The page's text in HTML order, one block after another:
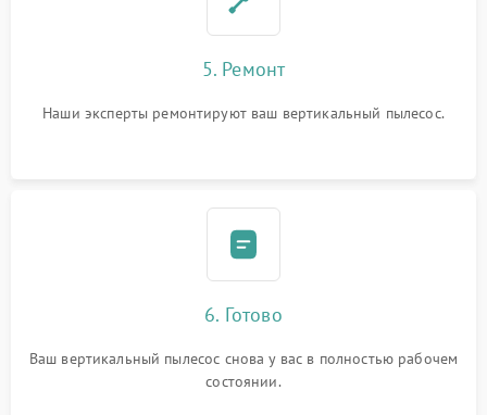
5. Ремонт
Наши эксперты ремонтируют ваш вертикальный пылесос.
6. Готово
Ваш вертикальный пылесос снова у вас в полностью рабочем
состоянии.